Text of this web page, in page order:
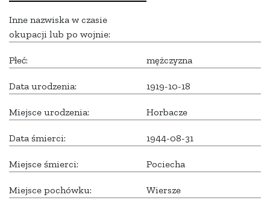
Inne nazwiska w czasie
okupacji lub po wojnie:
Płeć: mężczyzna
Data urodzenia: 1919-10-18
Miejsce urodzenia: Horbacze
Data śmierci: 1944-08-31
Miejsce śmierci: Pociecha
Miejsce pochówku: Wiersze